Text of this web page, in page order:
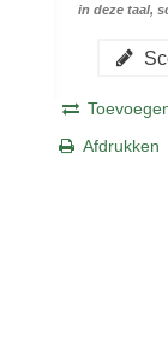
in deze taal,
Afdrukken